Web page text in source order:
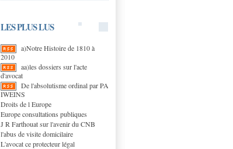
LES PLUS LUS
a)Notre Histoire de 1810 à
2010
aa)les dossiers sur l'acte
d'avocat
De l'absolutisme ordinal par PA
IWEINS
Droits de l Europe
Europe consultations publiques
J R Farthouat sur l'avenir du CNB
l'abus de visite domicilaire
L'avocat ce protecteur légal